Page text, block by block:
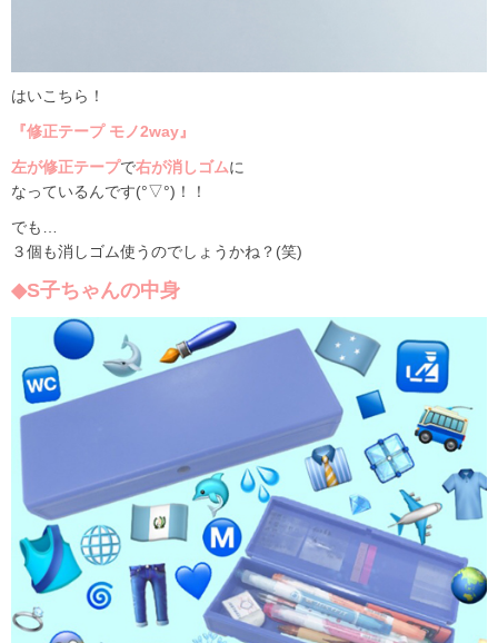
はいこちら！
『修正テープ モノ2way』
左が修正テープで右が消しゴムに
なっているんです(°▽°)！！
でも…
３個も消しゴム使うのでしょうかね？(笑)
◆S子ちゃんの中身